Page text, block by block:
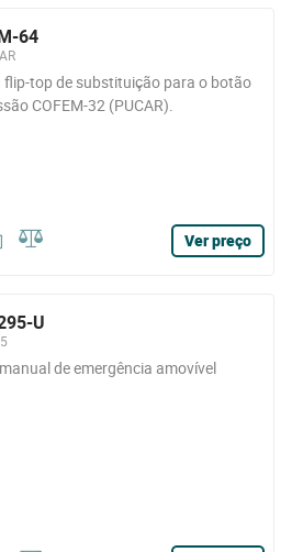
64
flip-top de substituição para o botão
COFEM-32 (PUCAR).
Ver preço
U
de emergência amovível